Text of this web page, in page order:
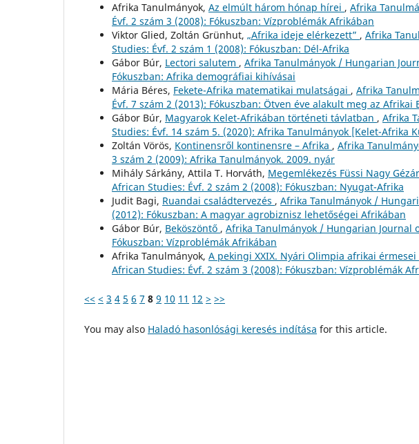
Afrika Tanulmányok, Az elmúlt három hónap hírei , Afrika
Évf. 2 szám 3 (2008): Fókuszban: Vízproblémák Afrikában
Viktor Glied, Zoltán Grünhut, „Afrika ideje elérkezett” , Afrika
Studies: Évf. 2 szám 1 (2008): Fókuszban: Dél-Afrika
Gábor Búr, Lectori salutem , Afrika Tanulmányok / Hungarian
Fókuszban: Afrika demográfiai kihívásai
Mária Béres, Fekete-Afrika matematikai mulatságai , Afrika
Évf. 7 szám 2 (2013): Fókuszban: Ötven éve alakult meg az Afrikai
Gábor Búr, Magyarok Kelet-Afrikában történeti távlatban , Afrika
Studies: Évf. 14 szám 5. (2020): Afrika Tanulmányok [Kelet-Afrika
Zoltán Vörös, Kontinensről kontinensre – Afrika , Afrika
3 szám 2 (2009): Afrika Tanulmányok. 2009. nyár
Mihály Sárkány, Attila T. Horváth, Megemlékezés Füssi Nagy
African Studies: Évf. 2 szám 2 (2008): Fókuszban: Nyugat-Afrika
Judit Bagi, Ruandai családtervezés , Afrika Tanulmányok /
(2012): Fókuszban: A magyar agrobiznisz lehetőségei Afrikában
Gábor Búr, Beköszöntő , Afrika Tanulmányok / Hungarian Journal
Fókuszban: Vízproblémák Afrikában
Afrika Tanulmányok, A pekingi XXIX. Nyári Olimpia afrikai érmesei
African Studies: Évf. 2 szám 3 (2008): Fókuszban: Vízproblémák
<< < 3 4 5 6 7 8 9 10 11 12 > >>
You may also Haladó hasonlósági keresés indítása for this article.